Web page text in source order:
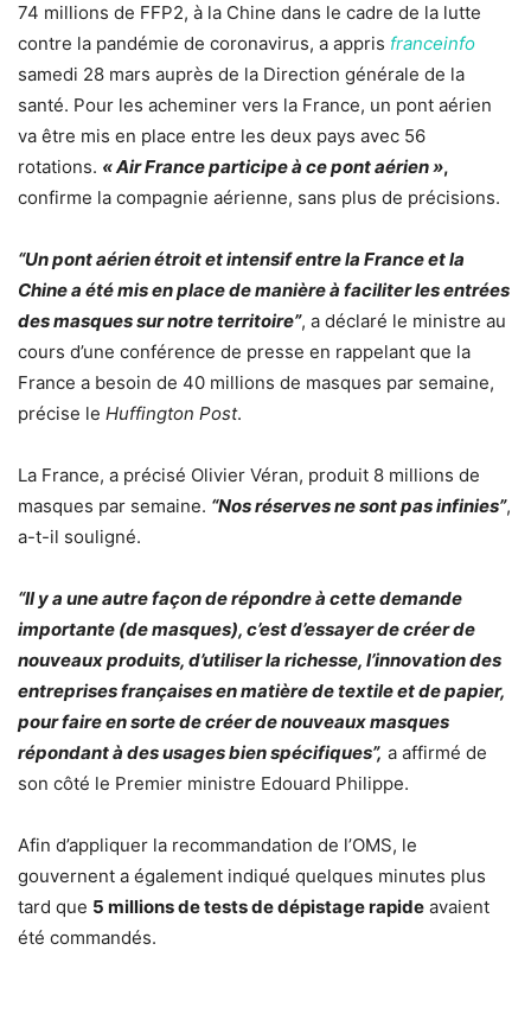
74 millions de FFP2, à la Chine dans le cadre de la lutte
contre la pandémie de coronavirus, a appris franceinfo
samedi 28 mars auprès de la Direction générale de la
santé. Pour les acheminer vers la France, un pont aérien
va être mis en place entre les deux pays avec 56
rotations. « Air France participe à ce pont aérien »,
confirme la compagnie aérienne, sans plus de précisions.
“Un pont aérien étroit et intensif entre la France et la
Chine a été mis en place de manière à faciliter les entrées
des masques sur notre territoire”, a déclaré le ministre au
cours d’une conférence de presse en rappelant que la
France a besoin de 40 millions de masques par semaine,
précise le Huffington Post.
La France, a précisé Olivier Véran, produit 8 millions de
masques par semaine. “Nos réserves ne sont pas infinies”,
a-t-il souligné.
“Il y a une autre façon de répondre à cette demande
importante (de masques), c’est d’essayer de créer de
nouveaux produits, d’utiliser la richesse, l’innovation des
entreprises françaises en matière de textile et de papier,
pour faire en sorte de créer de nouveaux masques
répondant à des usages bien spécifiques”, a affirmé de
son côté le Premier ministre Edouard Philippe.
Afin d’appliquer la recommandation de l’OMS, le
gouvernent a également indiqué quelques minutes plus
tard que 5 millions de tests de dépistage rapide avaient
été commandés.